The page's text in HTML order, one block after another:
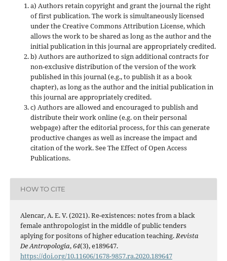
a) Authors retain copyright and grant the journal the right
of first publication. The work is simultaneously licensed
under the Creative Commons Attribution License, which
allows the work to be shared as long as the author and the
initial publication in this journal are appropriately credited.
b) Authors are authorized to sign additional contracts for
non-exclusive distribution of the version of the work
published in this journal (e.g., to publish it as a book
chapter), as long as the author and the initial publication in
this journal are appropriately credited.
c) Authors are allowed and encouraged to publish and
distribute their work online (e.g. on their personal
webpage) after the editorial process, for this can generate
productive changes as well as increase the impact and
citation of the work. See The Effect of Open Access
Publications.
HOW TO CITE
Alencar, A. E. V. (2021). Re-existences: notes from a black
female anthropologist in the middle of public tenders
aplying for positons of higher education teaching.Revista
De Antropologia,64(3), e189647.
https://doi.org/10.11606/1678-9857.ra.2020.189647